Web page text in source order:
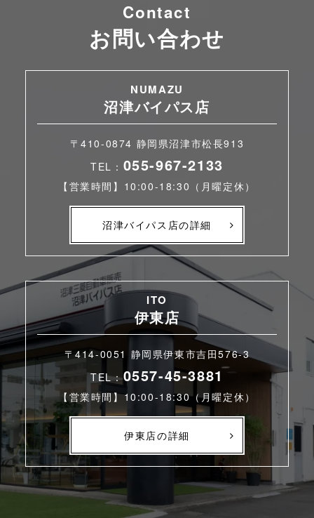
Contact
お問い合わせ
NUMAZU
沼津バイパス店
〒410-0874 静岡県沼津市松長913
TEL： 055-967-2133
【営業時間】10:00-18:30（月曜定休）
沼津バイパス店の詳細
ITO
伊東店
〒414-0051 静岡県伊東市吉田576-3
TEL：0557-45-3881
【営業時間】10:00-18:30（月曜定休）
伊東店の詳細